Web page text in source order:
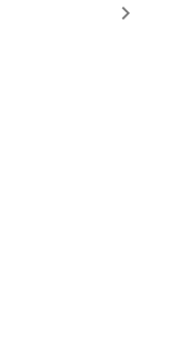
keyboard_arrow_right